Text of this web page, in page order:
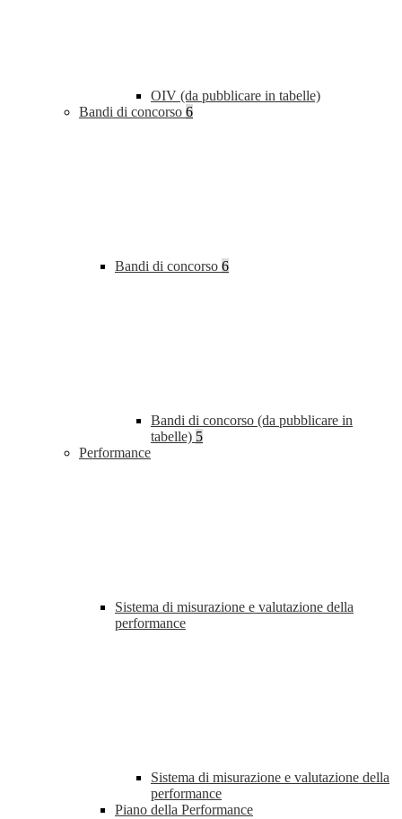
OIV (da pubblicare in tabelle)
Bandi di concorso 6
Bandi di concorso 6
Bandi di concorso (da pubblicare in
tabelle) 5
Performance
Sistema di misurazione e valutazione della
performance
Sistema di misurazione e valutazione della
performance
Piano della Performance